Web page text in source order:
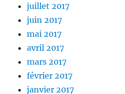
juillet 2017
juin 2017
mai 2017
avril 2017
mars 2017
février 2017
janvier 2017